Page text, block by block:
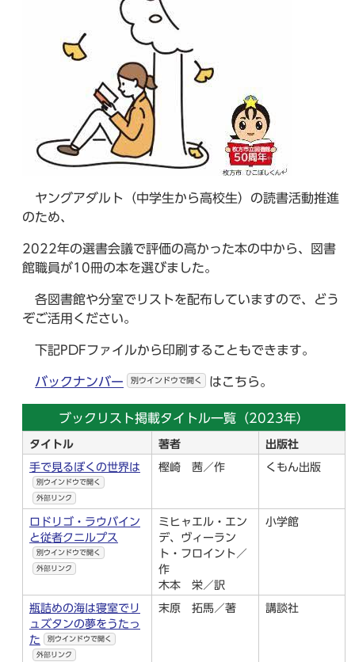
ヤングアダルト（中学生から高校生）の読書活動推進
のため、
2022年の選書会議で評価の高かった本の中から、図書
館職員が10冊の本を選びました。
各図書館や分室でリストを配布していますので、どう
ぞご活用ください。
下記PDFファイルから印刷することもできます。
バックナンバー 別ウインドウで開く はこちら。
ブックリスト掲載タイトル一覧（2023年）
タイトル 著者 出版社
手で見るぼくの世界は
別ウインドウで開く
外部リンク
樫崎 茜／作 くもん出版
ロドリゴ・ラウバイン
と従者クニルプス
別ウインドウで開く
外部リンク
ミヒャエル・エン
デ、ヴィーラン
ト・フロイント／
作
木本 栄／訳
小学館
瓶詰めの海は寝室でリ
ュズタンの夢をうたっ
た
別ウインドウで開く
外部リンク
末原 拓馬／著 講談社